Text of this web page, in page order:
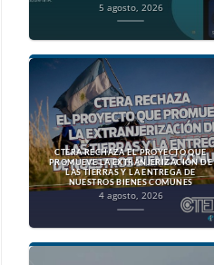
5 agosto, 2026
CTERA RECHAZA EL PROYECTO QUE
PROMUEVE LA EXTRANJERIZACIÓN DE
LAS TIERRAS Y LA ENTREGA DE
NUESTROS BIENES COMUNES
4 agosto, 2026